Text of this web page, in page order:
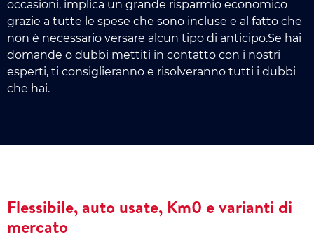
occasioni, implica un grande risparmio economico
grazie a tutte le spese che sono incluse e al fatto che
non è necessario versare alcun tipo di anticipo.Se hai
domande o dubbi mettiti in contatto con i nostri
esperti, ti consiglieranno e risolveranno tutti i dubbi
che hai.
Flessibile, auto usate, Km0 e varianti di
mercato